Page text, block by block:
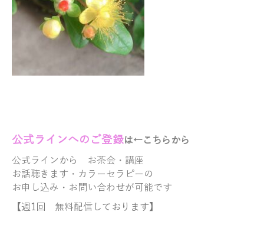
公式ラ イ ンへのご登録は←こちらから
公式ラインから
お茶会・講座
お話聴きます・ カラーセラピーの
お申し込み・お問い合わせが可能です
【週1回 無料配信しております】